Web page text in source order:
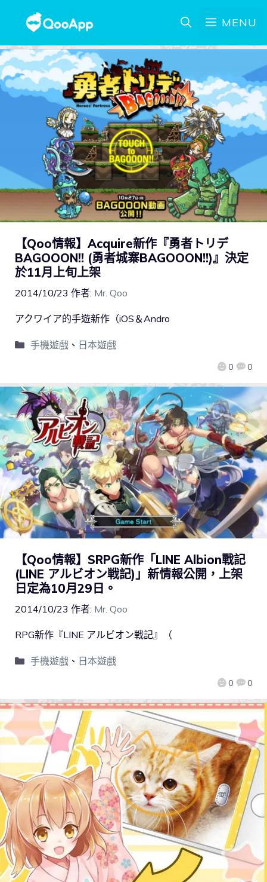
MENU
【Qoo情報】Acquire新作『勇者トリデ
BAGOOON!! (勇者城寨BAGOOON!!)』決定
於11月上旬上架
2014/10/23 作者: Mr. Qoo
0 0
アクワイア的手遊新作（iOS＆Andro
手機遊戲、 日本遊戲
【Qoo情報】SRPG新作「LINE Albion戰記
(LINE アルビオン戦記)」新情報公開，上架
日定為10月29日。
2014/10/23 作者: Mr. Qoo
0 0
RPG新作『LINE アルビオン戦記』（
手機遊戲、 日本遊戲